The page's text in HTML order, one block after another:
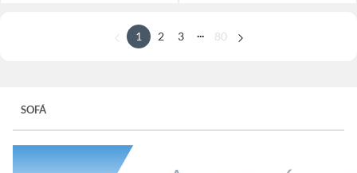
1 2 3 ... 80
SOFÁ